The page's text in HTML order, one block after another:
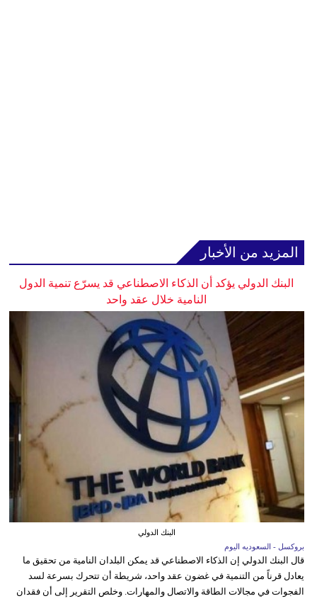
المزيد من الأخبار
البنك الدولي يؤكد أن الذكاء الاصطناعي قد يسرّع تنمية الدول
النامية خلال عقد واحد
البنك الدولي
بروكسل - السعوديه اليوم
قال البنك الدولي إن الذكاء الاصطناعي قد يمكن البلدان النامية من تحقيق ما
يعادل قرناً من التنمية في غضون عقد واحد، شريطة أن تتحرك بسرعة لسد
الفجوات في مجالات الطاقة والاتصال والمهارات. وخلص التقرير إلى أن فقدان